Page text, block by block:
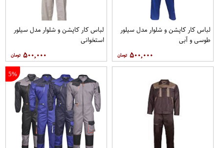
لباس کار کاپشن و شلوار مدل سیلور
طوسی و آبی
۵۰۰,۰۰۰
لباس کار کاپشن و شلوار مدل سیلور
استخوانی
۵۰۰,۰۰۰
5%